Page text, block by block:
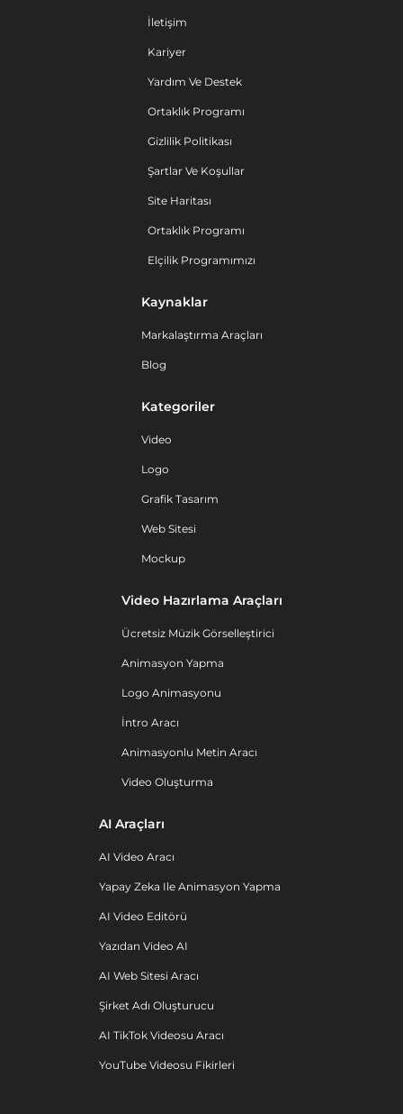
İletişim
Kariyer
Yardım Ve Destek
Ortaklık Programı
Gizlilik Politikası
Şartlar Ve Koşullar
Site Haritası
Ortaklık Programı
Elçilik Programımızı
Kaynaklar
Markalaştırma Araçları
Blog
Kategoriler
Video
Logo
Grafik Tasarım
Web Sitesi
Mockup
Video Hazırlama Araçları
Ücretsiz Müzik Görselleştirici
Animasyon Yapma
Logo Animasyonu
İntro Aracı
Animasyonlu Metin Aracı
Video Oluşturma
AI Araçları
AI Video Aracı
Yapay Zeka Ile Animasyon Yapma
AI Video Editörü
Yazıdan Video AI
AI Web Sitesi Aracı
Şirket Adı Oluşturucu
AI TikTok Videosu Aracı
YouTube Videosu Fikirleri